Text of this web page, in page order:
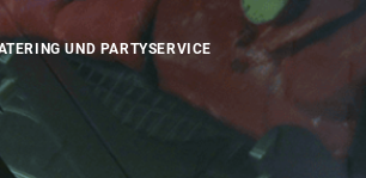
UND PARTYSERVICE